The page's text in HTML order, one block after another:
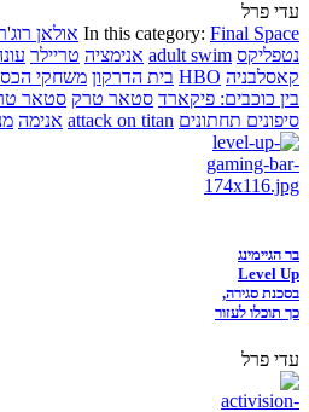
עדי פרל
In this category: Final Space אולאן
נטפליקס adult swim אנימציה טריילר
קאסלבניה HBO בית הדרקון משחקי הכס
בין כוכבים: פיקארד סטאר טרק סטאר
סיפונים תחתונים attack on titan אנימה
בר הגיימינג
Level Up
בסכנת סגירה,
כך תוכלו לעזור
עדי פרל